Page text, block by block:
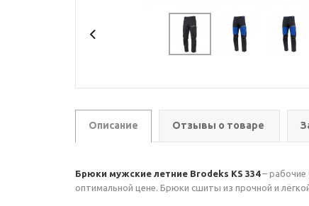
Описание Отзывы о товаре
Брюки мужские летние Brodeks KS 334– рабочие
оптимальной цене. Брюки сшиты из прочной и